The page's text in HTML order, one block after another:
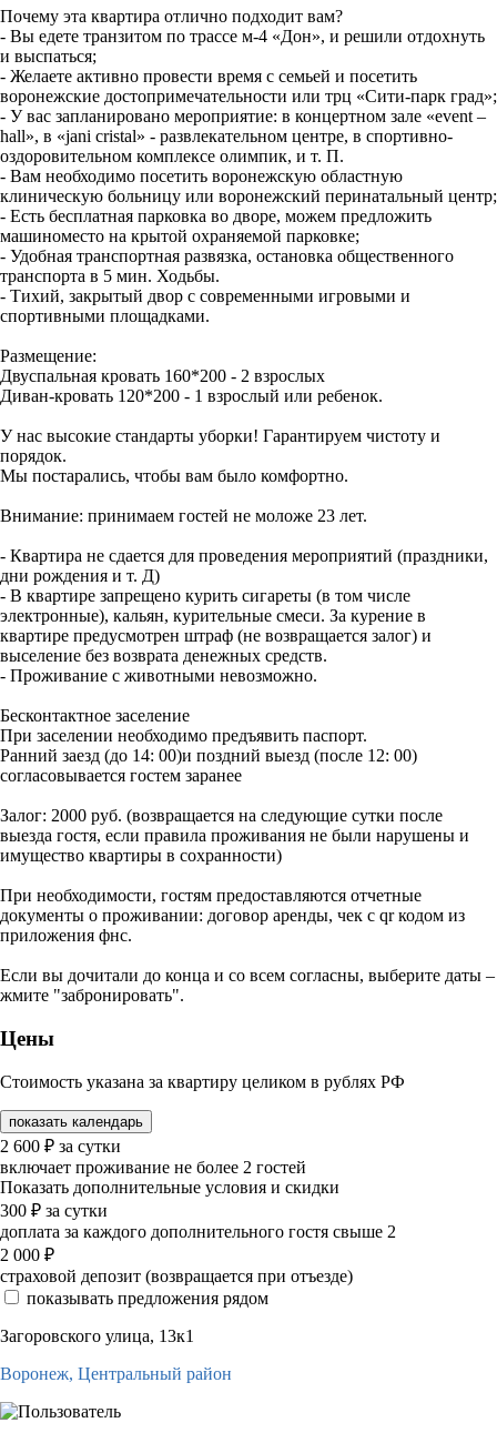
Почему эта квартира отлично подходит вам?
- Вы едете транзитом по трассе м-4 «Дон», и решили отдохнуть
и выспаться;
- Желаете активно провести время с семьей и посетить
воронежские достопримечательности или трц «Сити-парк град»;
- У вас запланировано мероприятие: в концертном зале «event –
hall», в «jani сristal» - развлекательном центре, в спортивно-
оздоровительном комплексе олимпик, и т. П.
- Вам необходимо посетить воронежскую областную
клиническую больницу или воронежский перинатальный центр;
- Есть бесплатная парковка во дворе, можем предложить
машиноместо на крытой охраняемой парковке;
- Удобная транспортная развязка, остановка общественного
транспорта в 5 мин. Ходьбы.
- Тихий, закрытый двор с современными игровыми и
спортивными площадками.
Размещение:
Двуспальная кровать 160*200 - 2 взрослых
Диван-кровать 120*200 - 1 взрослый или ребенок.
У нас высокие стандарты уборки! Гарантируем чистоту и
порядок.
Мы постарались, чтобы вам было комфортно.
Внимание: принимаем гостей не моложе 23 лет.
- Квартира не сдается для проведения мероприятий (праздники,
дни рождения и т. Д)
- В квартире запрещено курить сигареты (в том числе
электронные), кальян, курительные смеси. За курение в
квартире предусмотрен штраф (не возвращается залог) и
выселение без возврата денежных средств.
- Проживание с животными невозможно.
Бесконтактное заселение
При заселении необходимо предъявить паспорт.
Ранний заезд (до 14: 00)и поздний выезд (после 12: 00)
согласовывается гостем заранее
Залог: 2000 руб. (возвращается на следующие сутки после
выезда гостя, если правила проживания не были нарушены и
имущество квартиры в сохранности)
При необходимости, гостям предоставляются отчетные
документы о проживании: договор аренды, чек с qr кодом из
приложения фнс.
Если вы дочитали до конца и со всем согласны, выберите даты –
жмите "забронировать".
Цены
Стоимость указана за квартиру целиком в рублях РФ
показать календарь
2 600 ₽ за сутки
включает проживание не более 2 гостей
Показать дополнительные условия и скидки
300 ₽ за сутки
доплата за каждого дополнительного гостя свыше 2
2 000 ₽
страховой депозит (возвращается при отъезде)
показывать предложения рядом
Загоровского улица, 13к1
Воронеж, Центральный район